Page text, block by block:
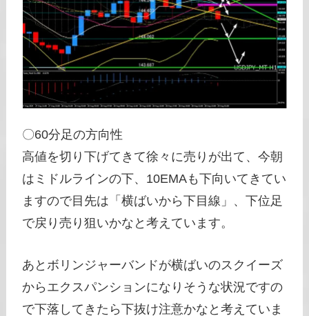
〇60分足の方向性
高値を切り下げてきて徐々に売りが出て、今朝
はミドルラインの下、10EMAも下向いてきてい
ますので目先は「横ばいから下目線」、下位足
で戻り売り狙いかなと考えています。
あとボリンジャーバンドが横ばいのスクイーズ
からエクスパンションになりそうな状況ですの
で下落してきたら下抜け注意かなと考えていま